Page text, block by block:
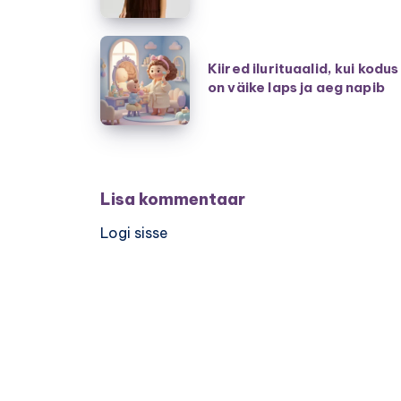
kuidas
valida
tütrele
parim
mudel?
Kiired
ilurituaalid,
kui
kodus
laps
Kiired ilurituaalid, kui kodus
on väike laps ja aeg napib
Lisa kommentaar
Logi sisse